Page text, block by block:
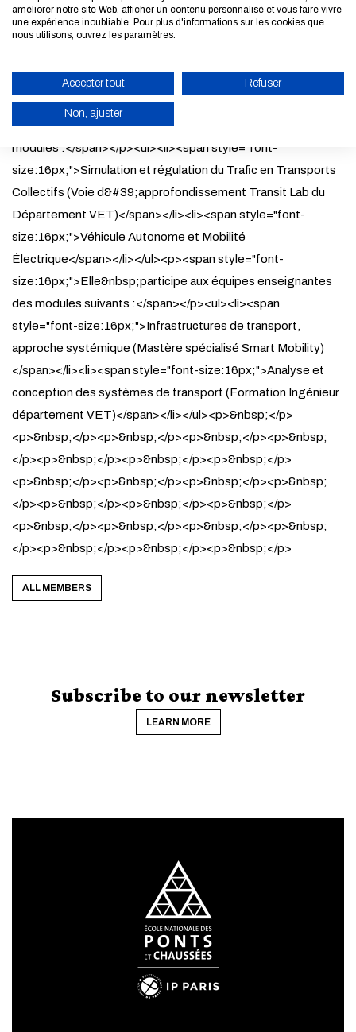
ENABLE ECO MODE
CANCEL
size:16px;">Statistiques numériques et analyse des données
de mobilité (Master Transport et Développement Durable)
la sécurité et la sûreté dans les transports (Formation
ingénieur département VET)</span></li></ul><p><span
style="font-size:16px;">Elle est co-responsable des
modules :</span></p><ul><li><span style="font-
size:16px;">Simulation et régulation du Trafic en Transports
Collectifs (Voie d&#39;approfondissement Transit Lab du
Département VET)</span></li><li><span style="font-
size:16px;">Véhicule Autonome et Mobilité
Électrique</span></li></ul><p><span style="font-
size:16px;">Elle&nbsp;participe aux équipes enseignantes
des modules suivants :</span></p><ul><li><span
style="font-size:16px;">Infrastructures de transport,
approche systémique (Mastère spécialisé Smart Mobility)
</span></li><li><span style="font-size:16px;">Analyse et
conception des systèmes de transport (Formation Ingénieur
département VET)</span></li></ul><p>&nbsp;</p>
<p>&nbsp;</p><p>&nbsp;</p><p>&nbsp;</p><p>&nbsp;
</p><p>&nbsp;</p><p>&nbsp;</p><p>&nbsp;</p>
<p>&nbsp;</p><p>&nbsp;</p><p>&nbsp;</p><p>&nbsp;
</p><p>&nbsp;</p><p>&nbsp;</p><p>&nbsp;</p>
<p>&nbsp;</p><p>&nbsp;</p><p>&nbsp;</p><p>&nbsp;
</p><p>&nbsp;</p><p>&nbsp;</p><p>&nbsp;</p>
ALL MEMBERS
Subscribe to our newsletter
LEARN MORE
améliorer notre site Web, afficher un contenu personnalisé et vous faire vivre
une expérience inoubliable. Pour plus d'informations sur les cookies que
nous utilisons, ouvrez les paramètres.
Accepter tout Refuser
Non, ajuster